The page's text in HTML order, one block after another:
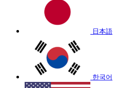
日本語
한국어